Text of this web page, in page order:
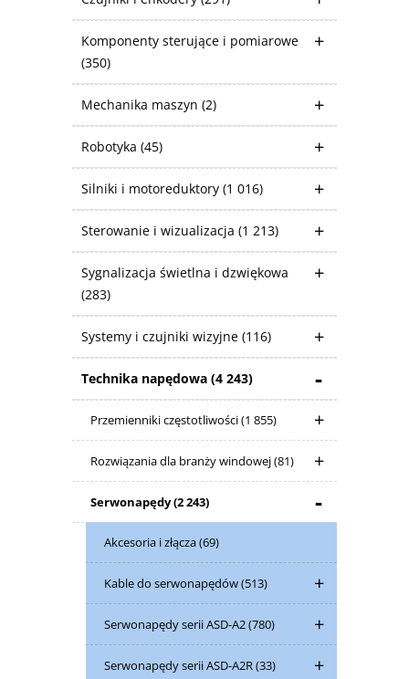
Komponenty sterujące i pomiarowe
(350)
Mechanika maszyn (2)
Robotyka (45)
Silniki i motoreduktory (1 016)
Sterowanie i wizualizacja (1 213)
Sygnalizacja świetlna i dzwiękowa
(283)
Systemy i czujniki wizyjne (116)
Technika napędowa (4 243)
Przemienniki częstotliwości(1 855)
Rozwiązania dla branży windowej(81)
Serwonapędy(2 243)
Akcesoria i złącza(69)
Kable do serwonapędów(513)
Serwonapędy serii ASD-A2(780)
Serwonapędy serii ASD-A2R(33)